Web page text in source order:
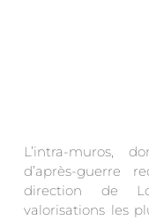
L’intra-muros,
d’après-guerre
direction de
valorisations les